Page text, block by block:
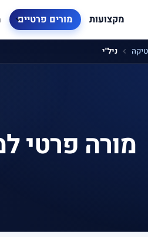
מקצועות מורים פרטיים
ניל"י
מורה פרטי